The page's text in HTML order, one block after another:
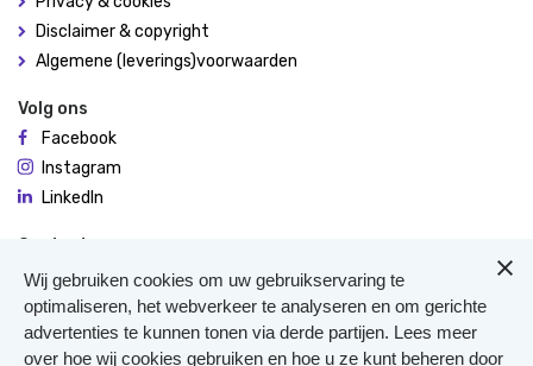
Disclaimer & copyright
Algemene (leverings)voorwaarden
Volg ons
Facebook
Instagram
LinkedIn
Contact
De Molen 94
3995 AX Houten
0306348900
Wij gebruiken cookies om uw gebruikservaring te
optimaliseren, het webverkeer te analyseren en om gerichte
advertenties te kunnen tonen via derde partijen. Lees meer
over hoe wij cookies gebruiken en hoe u ze kunt beheren door